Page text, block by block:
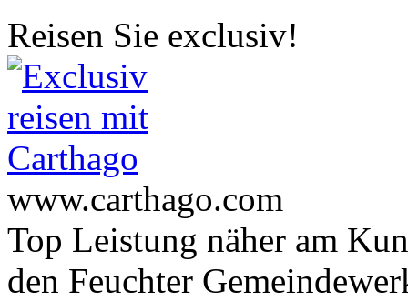
Reisen Sie exclusiv!
www.carthago.com
Top Leistung näher am
den Feuchter